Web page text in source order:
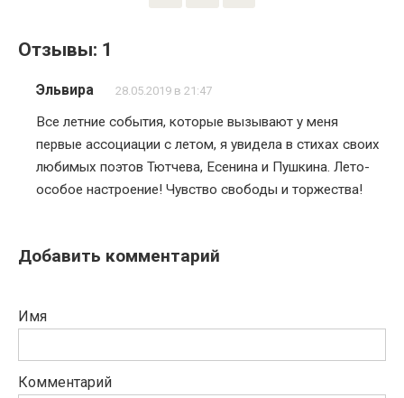
Отзывы: 1
Эльвира 28.05.2019 в 21:47
Все летние события, которые вызывают у меня
первые ассоциации с летом, я увидела в стихах своих
любимых поэтов Тютчева, Есенина и Пушкина. Лето-
особое настроение! Чувство свободы и торжества!
Добавить комментарий
Имя
Комментарий